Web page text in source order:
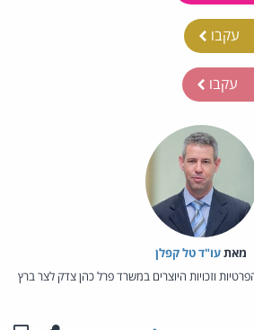
עקבו
עקבו
מאת‏עו"ד טל קפלן
וזכויות היוצרים במשרד פרל כהן צדק לצר ברץ